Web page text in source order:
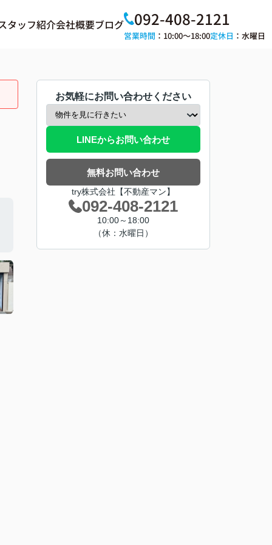
タッフ紹介会社概要ブログ 092-408-2121
営業時間 ：10:00～18:00定休日 ：水曜日
お気軽にお問い合わせください
LINEからお問い合わせ
無料お問い合わせ
try株式会社【不動産マン】
092-408-2121
10:00～18:00
（休：水曜日）